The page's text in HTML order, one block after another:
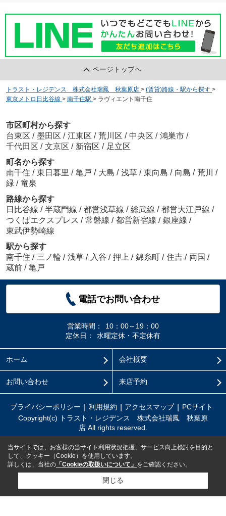
ページトップへ
トラスト・レジデンス 株式会社瑞鳳 秋葉原店 > (賃貸)路線・駅から探す >
東京メトロ日比谷線 > 南千住駅 > ラヴィエント南千住
市区町村から探す
台東区 / 墨田区 / 江東区 / 荒川区 / 中央区 / 鴻巣市 /
千代田区 / 文京区 / 新宿区 / 足立区
町名から探す
南千住 / 東日暮里 / 亀戸 / 大島 / 浅草 / 東向島 / 向島 / 荒川 /
緑 / 竜泉
路線から探す
日比谷線 / 半蔵門線 / 都営浅草線 / 総武線 / 都営大江戸線 /
つくばエクスプレス / 常磐線 / 都営新宿線 / 銀座線 /
東武伊勢崎線
駅から探す
南千住 / 三ノ輪 / 浅草 / 入谷 / 押上 / 錦糸町 / 住吉 / 両国 /
蔵前 / 亀戸
電話でお問い合わせ
営業時間：
10：00～19：00
定休日：
水曜定休・不定休有
ホーム 会社概要
お問い合わせ 来店予約
プライバシーポリシー 利用規約 アクセスマップ
PCサイト
Copyright(c) トラスト・レジデンス 株式会社瑞鳳 秋葉原
店 All rights reserved.
当サイトでは、お客様の当サイト利用状況把握、サービス向上検討を目的と
して、クッキー（Cookie）を使用しています。
詳しくは、当社の 「Cookieの取扱いについて」 をご確認ください。
閉じる